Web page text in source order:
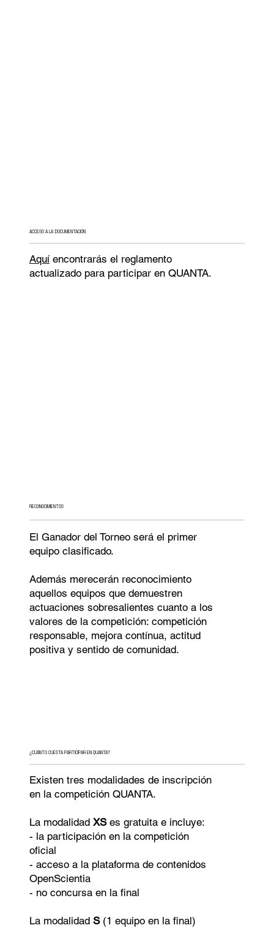
ACCESO A LA DOCUMENTACIÓN
Aquíencontrarás el reglamento
actualizado para participar en QUANTA.
RECONOCIMIENTOS
El Ganador del Torneo será el primer
equipo clasificado.
Además merecerán reconocimiento
aquellos equipos que demuestren
actuaciones sobresalientes cuanto a los
valores de la competición: competición
responsable, mejora contínua, actitud
positiva y sentido de comunidad.
¿CUÁNTO CUESTA PARTICIPAR EN QUANTA?
Existen tres modalidades de inscripción
en la competición QUANTA.
La modalidad XSes gratuita e incluye:
- la participación en la competición
oficial
- acceso a la plataforma de contenidos
OpenScientia
- no concursa en la final
La modalidad S(1 equipo en la final)